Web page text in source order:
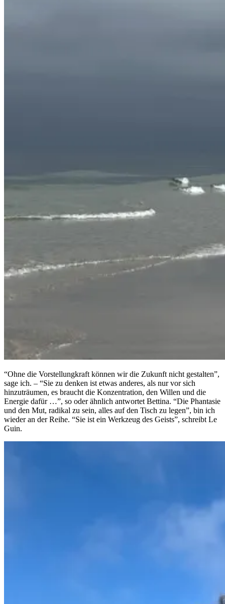
“Ohne die Vorstellungkraft können wir die Zukunft nicht gestalten”,
sage ich. – “Sie zu denken ist etwas anderes, als nur vor sich
hinzuträumen, es braucht die Konzentration, den Willen und die
Energie dafür …”, so oder ähnlich antwortet Bettina. “Die Phantasie
und den Mut, radikal zu sein, alles auf den Tisch zu legen”, bin ich
wieder an der Reihe. “Sie ist ein Werkzeug des Geists”, schreibt Le
Guin.